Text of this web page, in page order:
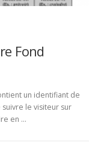
Fond
un identifiant de
le visiteur sur
en …